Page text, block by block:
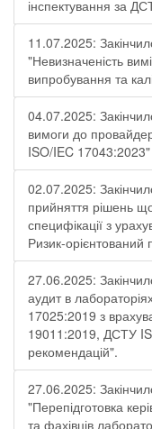
інспектування за
11.07.2025:
"Невизначеність
випробування та
04.07.2025:
вимоги до
ISO/IEC 17043:2023"
02.07.2025:
прийняття рішень
специфікації з
Ризик-орієнтований
27.06.2025:
аудит в
17025:2019 з
19011:2019, ДСТУ
рекомендацій".
27.06.2025:
"Перепідготовка
та фахівців